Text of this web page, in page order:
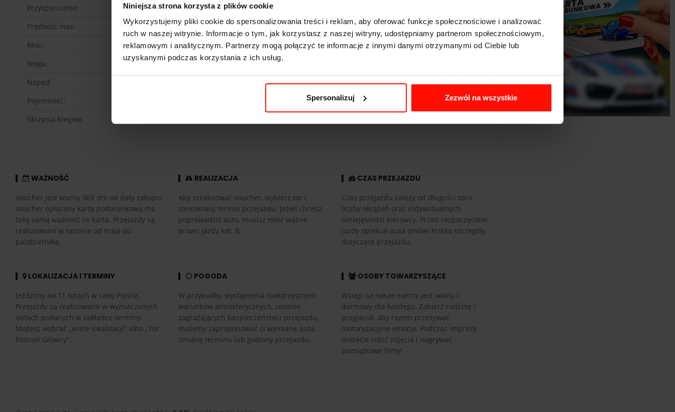
Niniejsza strona korzysta z plików cookie
Wykorzystujemy pliki cookie do spersonalizowania treści i reklam, aby oferować funkcje społecznościowe i analizować
ruch w naszej witrynie. Informacje o tym, jak korzystasz z naszej witryny, udostępniamy partnerom społecznościowym,
reklamowym i analitycznym. Partnerzy mogą połączyć te informacje z innymi danymi otrzymanymi od Ciebie lub
uzyskanymi podczas korzystania z ich usług.
Spersonalizuj Zezwól na wszystkie
Przyspieszenie:
3.9s do 100 km/h
Prędkość max:
315km/h
Moc:
490KM
Waga:
1525kg
Napęd:
Pojemność:
Skrzynia biegów:
WAŻNOŚĆ
Voucher jest ważny 365 dni od daty zakupu.
Voucher opłacony kartą podarunkową ma
taką samą ważność co karta. Przejazdy są
realizowane w sezonie od maja do
października.
REALIZACJA
Aby zrealizować voucher, wybierz tor i
zarezerwuj termin przejazdu. Jeżeli chcesz
poprowadzić auto, musisz mieć ważne
prawo jazdy kat. B.
CZAS PRZEJAZDU
Czas przejazdu zależy od długości toru,
liczby okrążeń oraz indywidualnych
umiejętności kierowcy. Przed rozpoczęciem
jazdy opiekun auta omówi krótko szczegóły
dotyczące przejazdu.
LOKALIZACJA I TERMINY
Jeździmy na 11 torach w całej Polsce.
Przejazdy są realizowane w wyznaczonych
datach podanych w zakładce terminy.
Możesz wybrać „wiele lokalizacji” albo „Tor
Poznań Główny”.
POGODA
W przypadku wystąpienia niekorzystnych
warunków atmosferycznych, istotnie
zagrażających bezpieczeństwu przejazdu,
możemy zaproponować ci wymianę auta,
zmianę terminu lub godziny przejazdu.
OSOBY TOWARZYSZĄCE
Wstęp na nasze eventy jest wolny i
darmowy dla każdego. Zabierz rodzinę i
przyjaciół, aby razem przeżywać
motoryzacyjne emocje. Podczas imprezy
możecie robić zdjęcia i nagrywać
pamiątkowe filmy!